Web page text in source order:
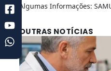
Algumas Informações:
OUTRAS NOTÍCIAS